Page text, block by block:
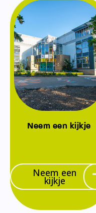
Neem een kijkje
Neem een
kijkje